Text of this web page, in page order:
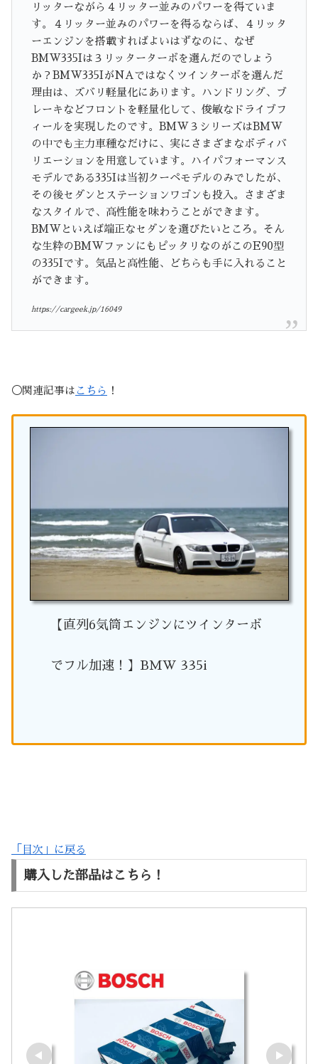
リッターながら４リッター並みのパワーを得ていま
す。４リッター並みのパワーを得るならば、４リッタ
ーエンジンを搭載すればよいはずなのに、なぜ
BMW335Iは３リッターターボを選んだのでしょう
か？BMW335IがNAではなくツインターボを選んだ
理由は、ズバリ軽量化にあります。ハンドリング、ブ
レーキなどフロントを軽量化して、俊敏なドライブフ
ィールを実現したのです。BMW３シリーズはBMW
の中でも主力車種なだけに、実にさまざまなボディバ
リエーションを用意しています。ハイパフォーマンス
モデルである335Iは当初クーペモデルのみでしたが、
その後セダンとステーションワゴンも投入。さまざま
なスタイルで、高性能を味わうことができます。
BMWといえば端正なセダンを選びたいところ。そん
な生粋のBMWファンにもピッタリなのがこのE90型
の335Iです。気品と高性能、どちらも手に入れること
ができます。
https://cargeek.jp/16049
◯関連記事は こちら ！
【直列6気筒エンジンにツインターボ
でフル加速！】BMW 335i
「目次」に戻る
購入した部品はこちら！